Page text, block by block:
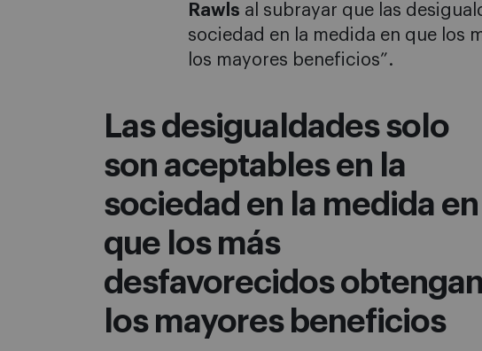
Rawls al subrayar que las
sociedad en la medida en que los
los mayores beneficios”.
Las desigualdades solo
son aceptables en la
sociedad en la medida en
que los más
desfavorecidos obtengan
los mayores beneficios